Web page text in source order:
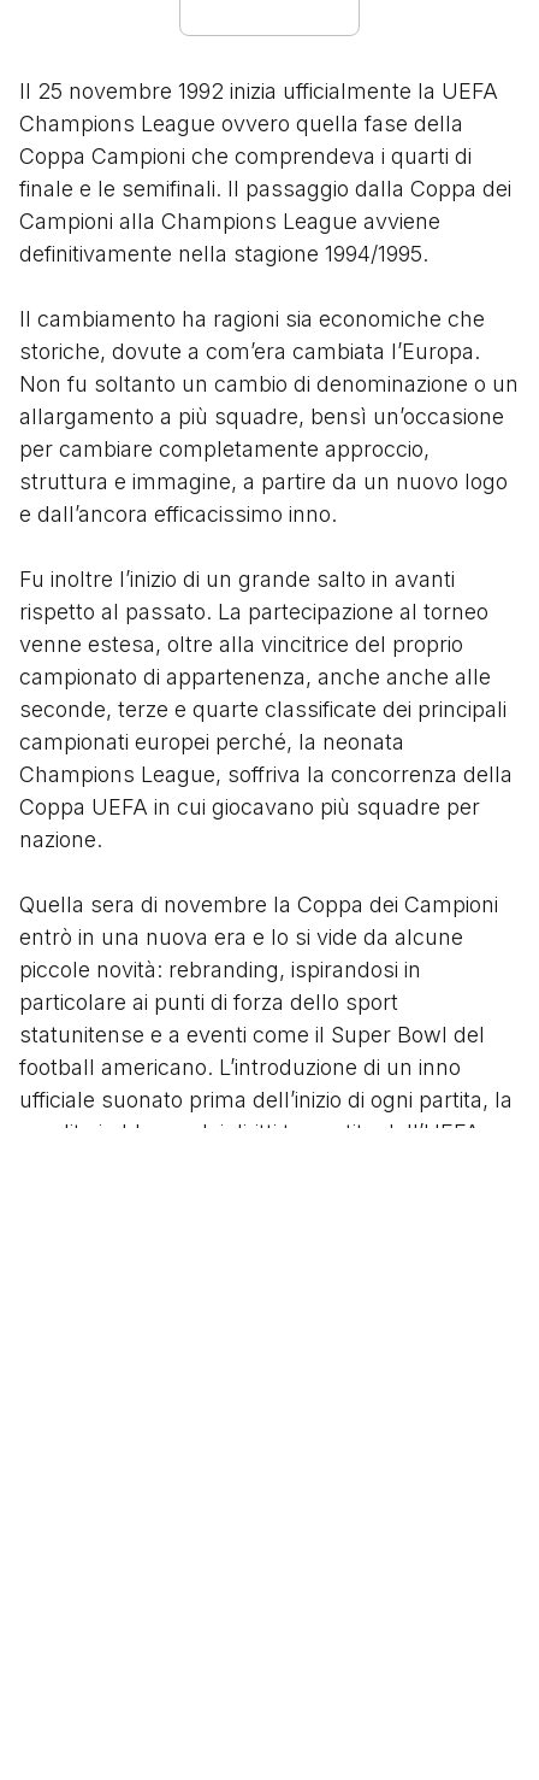
Il 25 novembre 1992 inizia ufficialmente la UEFA
Champions League ovvero quella fase della
Coppa Campioni che comprendeva i quarti di
finale e le semifinali. Il passaggio dalla Coppa dei
Campioni alla Champions League avviene
definitivamente nella stagione 1994/1995.
Il cambiamento ha ragioni sia economiche che
storiche, dovute a com’era cambiata l’Europa.
Non fu soltanto un cambio di denominazione o un
allargamento a più squadre, bensì un’occasione
per cambiare completamente approccio,
struttura e immagine, a partire da un nuovo logo
e dall’ancora efficacissimo inno.
Fu inoltre l’inizio di un grande salto in avanti
rispetto al passato. La partecipazione al torneo
venne estesa, oltre alla vincitrice del proprio
campionato di appartenenza, anche anche alle
seconde, terze e quarte classificate dei principali
campionati europei perché, la neonata
Champions League, soffriva la concorrenza della
Coppa UEFA in cui giocavano più squadre per
nazione.
Quella sera di novembre la Coppa dei Campioni
entrò in una nuova era e lo si vide da alcune
piccole novità: rebranding, ispirandosi in
particolare ai punti di forza dello sport
statunitense e a eventi come il Super Bowl del
football americano. L’introduzione di un inno
ufficiale suonato prima dell’inizio di ogni partita, la
vendita in blocco dei diritti tv gestita dall’UEFA